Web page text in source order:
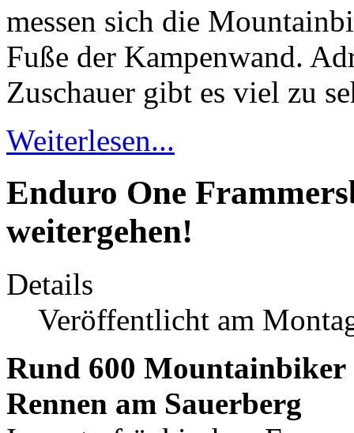
messen sich die
Fuße der Kampenwand.
Zuschauer gibt es viel zu
Weiterlesen...
Enduro One
weitergehen!
Details
Veröffentlicht am
Rund 600 Mountainbiker
Rennen am Sauerberg